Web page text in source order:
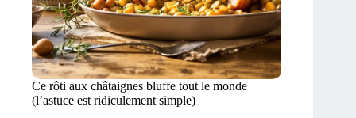
Ce rôti aux châtaignes bluffe tout le monde
(l’astuce est ridiculement simple)